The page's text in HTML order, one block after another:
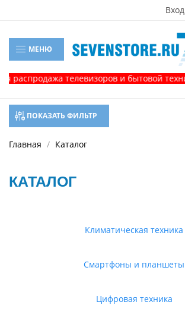
Вход
МЕНЮ
телевизоров и бытовой техники!
ПОКАЗАТЬ ФИЛЬТР
Главная Каталог
КАТАЛОГ
Климатическая техника
Смартфоны и планшеты
Цифровая техника